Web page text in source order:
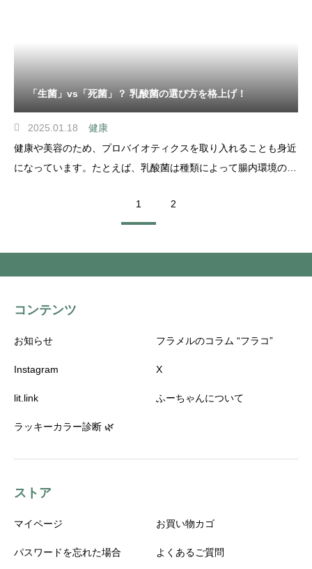
「生菌」vs「死菌」？ 乳酸菌の選び方を格上げ！
2025.01.18
健康
健康や美容のため、プロバイオティクスを取り入れることも身近
になっています。たとえば、乳酸菌は種類によって腸内環境の改
が期待できるといわれていますよね。毎日ヨーグルトを食べた
り、乳酸菌サプリメントを飲んだりしている方も多いのではない
1 2
コンテンツ
お知らせ フラメルのコラム “フラコ”
Instagram X
lit.link ふーちゃんについて
ラッキーカラー診断 🌿
ストア
マイページ お買い物カゴ
パスワードを忘れた場合 よくあるご質問